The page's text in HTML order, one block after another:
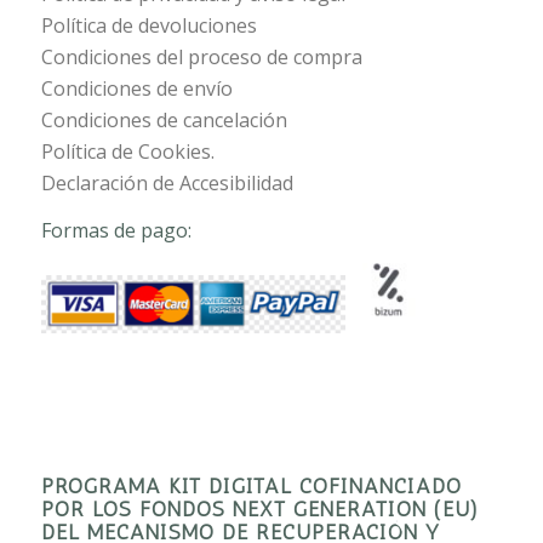
Política de devoluciones
Condiciones del proceso de compra
Condiciones de envío
Condiciones de cancelación
Política de Cookies.
Declaración de Accesibilidad
Formas de pago:
PROGRAMA KIT DIGITAL COFINANCIADO
POR LOS FONDOS NEXT GENERATION (EU)
DEL MECANISMO DE RECUPERACIÓN Y